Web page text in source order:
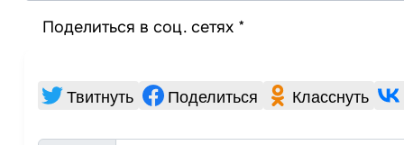
Поделиться в соц. сетях *
Твитнуть Поделиться Класснуть